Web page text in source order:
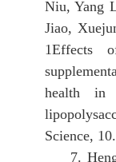
Niu, Yang
Jiao,
1Effects
health in
Science, 10.
7.